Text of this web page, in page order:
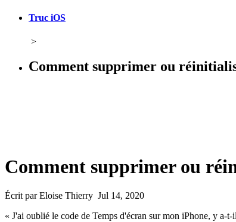
Truc iOS
>
Comment supprimer ou
Comment supprimer ou
Écrit par Eloise Thierry Jul 14, 2020
« J'ai oublié le code de Temps d'écran sur mon iPhone, y a-